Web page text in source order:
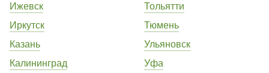
Ижевск
Иркутск
Казань
Калининград
Тольятти
Тюмень
Ульяновск
Уфа